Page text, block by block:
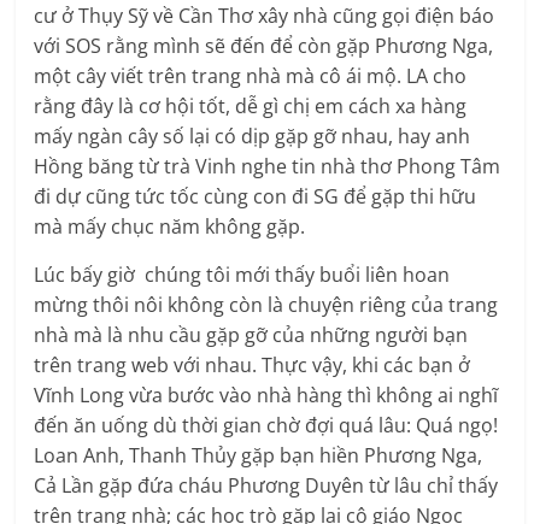
cư ở Thụy Sỹ về Cần Thơ xây nhà cũng gọi điện báo
với SOS rằng mình sẽ đến để còn gặp Phương Nga,
một cây viết trên trang nhà mà cô ái mộ. LA cho
rằng đây là cơ hội tốt, dễ gì chị em cách xa hàng
mấy ngàn cây số lại có dịp gặp gỡ nhau, hay anh
Hồng băng từ trà Vinh nghe tin nhà thơ Phong Tâm
đi dự cũng tức tốc cùng con đi SG để gặp thi hữu
mà mấy chục năm không gặp.
Lúc bấy giờ chúng tôi mới thấy buổi liên hoan
mừng thôi nôi không còn là chuyện riêng của trang
nhà mà là nhu cầu gặp gỡ của những người bạn
trên trang web với nhau. Thực vậy, khi các bạn ở
Vĩnh Long vừa bước vào nhà hàng thì không ai nghĩ
đến ăn uống dù thời gian chờ đợi quá lâu: Quá ngọ!
Loan Anh, Thanh Thủy gặp bạn hiền Phương Nga,
Cả Lần gặp đứa cháu Phương Duyên từ lâu chỉ thấy
trên trang nhà; các học trò gặp lại cô giáo Ngọc